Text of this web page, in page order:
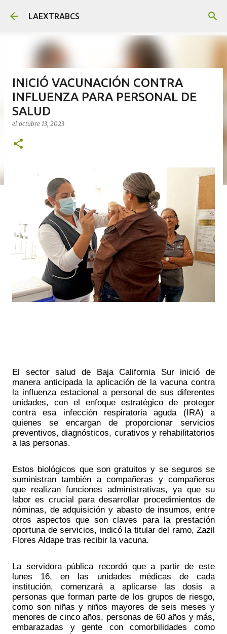
Ir al contenido principal
LAEXTRABCS
INICIÓ VACUNACIÓN CONTRA
INFLUENZA PARA PERSONAL DE
SALUD
el octubre 13, 2023
El sector salud de Baja California Sur inició de
manera anticipada la aplicación de la vacuna contra
la influenza estacional a personal de sus diferentes
unidades, con el enfoque estratégico de proteger
contra esa infección respiratoria aguda (IRA) a
quienes se encargan de proporcionar servicios
preventivos, diagnósticos, curativos y rehabilitatorios
a las personas.
Estos biológicos que son gratuitos y se seguros se
suministran también a compañeras y compañeros
que realizan funciones administrativas, ya que su
labor es crucial para desarrollar procedimientos de
nóminas, de adquisición y abasto de insumos, entre
otros aspectos que son claves para la prestación
oportuna de servicios, indicó la titular del ramo, Zazil
Flores Aldape tras recibir la vacuna.
La servidora pública recordó que a partir de este
lunes 16, en las unidades médicas de cada
institución, comenzará a aplicarse las dosis a
personas que forman parte de los grupos de riesgo,
como son niñas y niños mayores de seis meses y
menores de cinco años, personas de 60 años y más,
embarazadas y gente con comorbilidades como